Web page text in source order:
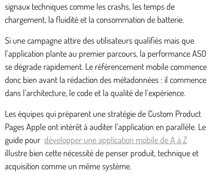
signaux techniques comme les crashs, les temps de
chargement, la fluidité et la consommation de batterie.
Si une campagne attire des utilisateurs qualifiés mais que
l’application plante au premier parcours, la performance ASO
se dégrade rapidement. Le référencement mobile commence
donc bien avant la rédaction des métadonnées : il commence
dans l’architecture, le code et la qualité de l’expérience.
Les équipes qui préparent une stratégie de Custom Product
Pages Apple ont intérêt à auditer l’application en parallèle. Le
guide pour développer une application mobile de A à Z
illustre bien cette nécessité de penser produit, technique et
acquisition comme un même système.